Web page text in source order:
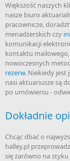
Większość naszych
nasze biuro
pracownicze,
menadżerskich czy
komunikacji
kontaktu
nowoczesnych
rezerw. Niekiedy jest
nasi aktuariusze są
po umówieniu -
Dokładnie
Chcąc dbać o
halley.pl
się zarówno na